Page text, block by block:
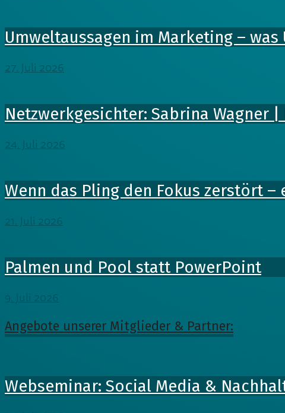
Umweltaussagen im Marketing –
27. Juli 2026
Netzwerkgesichter: Sabrina Wagner
24. Juli 2026
Wenn das Pling den Fokus zerstört
21. Juli 2026
Palmen und Pool statt PowerPoint
9. Juli 2026
Angebote unserer Mitglieder & Partner:
Webseminar: Social Media &